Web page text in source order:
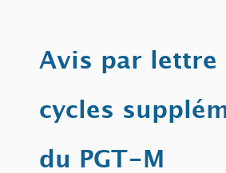
Avis par lettre
cycles
du PGT-M